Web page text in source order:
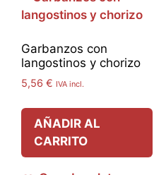
Garbanzos con
langostinos y chorizo
5,56 € IVA incl.
AÑADIR AL
CARRITO